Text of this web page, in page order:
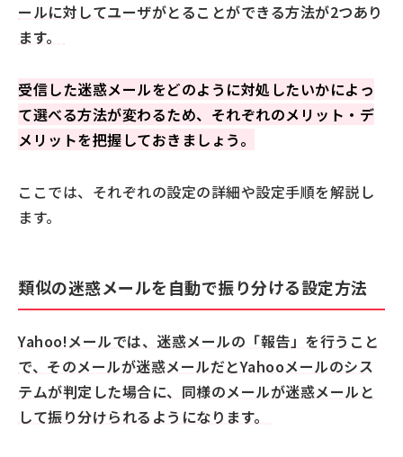
Yahoo!メールをより安全に使うための追加設定
迷惑メールフィルター機能
なりすましメール拒否
イメージブロック
Yahoo!アカウントの不正ログインに備える
Yahoo!メールの機能以外の迷惑メール対策
なぜ自分のYahoo!メールアドレス宛に迷惑メールが届
よくある質問
迷惑メールフォルダが見つからないのですがどこで
確認できますか？
迷惑メールフォルダに入ったメールは何日で削除さ
ールに対してユーザがとることができる方法が2つあり
ます。
受信した迷惑メールをどのように対処したいかによっ
て選べる方法が変わるため、それぞれのメリット・デ
メリットを把握しておきましょう。
ここでは、それぞれの設定の詳細や設定手順を解説し
ます。
類似の迷惑メールを自動で振り分ける設定方法
Yahoo!メールでは、迷惑メールの「報告」を行うこと
で、そのメールが迷惑メールだとYahooメールのシス
テムが判定した場合に、同様のメールが迷惑メールと
して振り分けられるようになります。